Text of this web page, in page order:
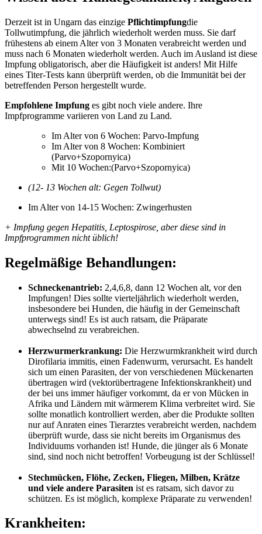
Derzeit ist in Ungarn das einzige Pflichtimpfungdie
Tollwutimpfung, die jährlich wiederholt werden muss. Sie darf
frühestens ab einem Alter von 3 Monaten verabreicht werden und
muss nach 6 Monaten wiederholt werden. Auch im Ausland ist diese
Impfung obligatorisch, aber die Häufigkeit ist anders! Mit Hilfe
eines Titer-Tests kann überprüft werden, ob die Immunität bei der
betreffenden Person hergestellt wurde.
Empfohlene Impfung es gibt noch viele andere. Ihre
Impfprogramme variieren von Land zu Land.
Im Alter von 6 Wochen: Parvo-Impfung
Im Alter von 8 Wochen: Kombiniert
(Parvo+Szopornyica)
Mit 10 Wochen:(Parvo+Szopornyica)
(12- 13 Wochen alt: Gegen Tollwut)
Im Alter von 14-15 Wochen: Zwingerhusten
+ Impfung gegen Hepatitis, Leptospirose, aber diese sind in
Impfprogrammen nicht üblich!
Regelmäßige Behandlungen:
Schneckenantrieb: 2,4,6,8, dann 12 Wochen alt, vor den
Impfungen! Dies sollte vierteljährlich wiederholt werden,
insbesondere bei Hunden, die häufig in der Gemeinschaft
unterwegs sind! Es ist auch ratsam, die Präparate
abwechselnd zu verabreichen.
Herzwurmerkrankung: Die Herzwurmkrankheit wird durch
Dirofilaria immitis, einen Fadenwurm, verursacht. Es handelt
sich um einen Parasiten, der von verschiedenen Mückenarten
übertragen wird (vektorübertragene Infektionskrankheit) und
der bei uns immer häufiger vorkommt, da er von Mücken in
Afrika und Ländern mit wärmerem Klima verbreitet wird. Sie
sollte monatlich kontrolliert werden, aber die Produkte sollten
nur auf Anraten eines Tierarztes verabreicht werden, nachdem
überprüft wurde, dass sie nicht bereits im Organismus des
Individuums vorhanden ist! Hunde, die jünger als 6 Monate
sind, sind noch nicht betroffen! Vorbeugung ist der Schlüssel!
Stechmücken, Flöhe, Zecken, Fliegen, Milben, Krätze
und viele andere Parasiten ist es ratsam, sich davor zu
schützen. Es ist möglich, komplexe Präparate zu verwenden!
Krankheiten: